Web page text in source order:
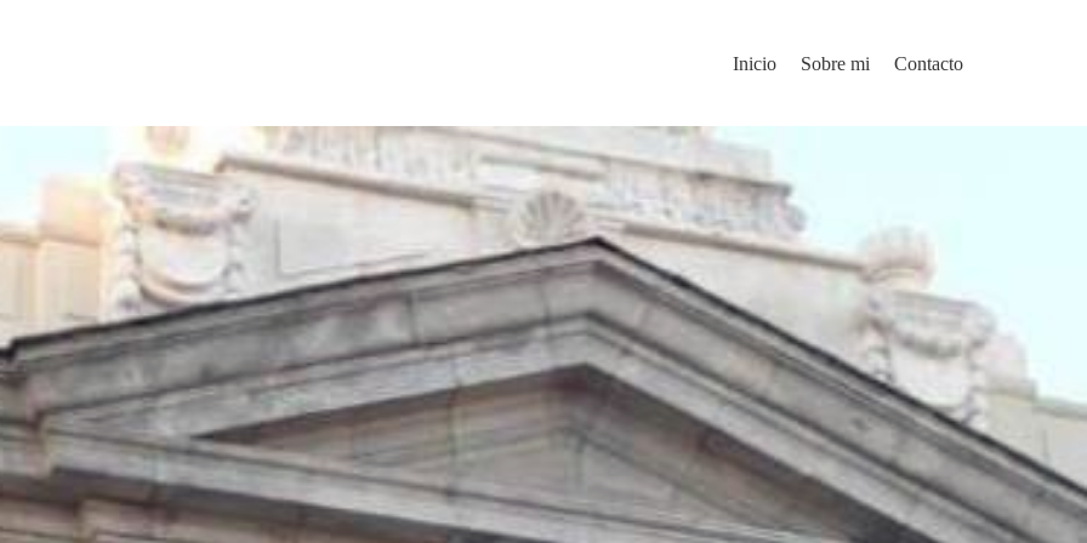
Inicio Sobre mi Contacto